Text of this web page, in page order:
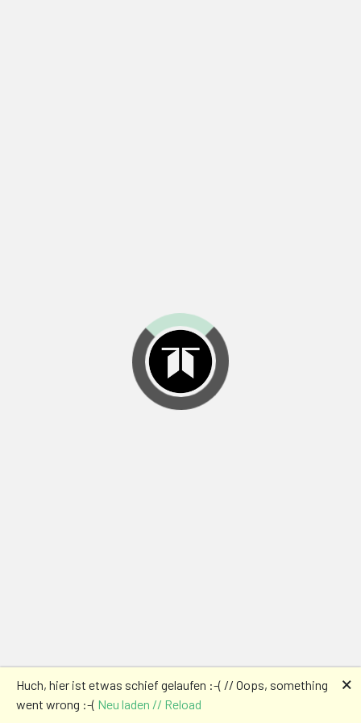
Huch, hier ist etwas schief gelaufen :-( // Oops, something
went wrong :-( Neu laden // Reload
🗙